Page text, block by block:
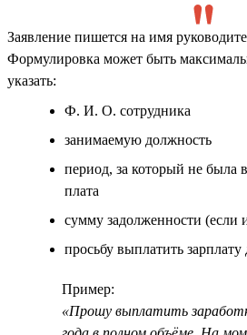
Заявление пишется на имя
Формулировка может быть
указать:
Ф. И. О. сотрудника
занимаемую должность
период, за который не была
плата
сумму задолженности (если
просьбу выплатить
Пример:
«Прошу выплатить